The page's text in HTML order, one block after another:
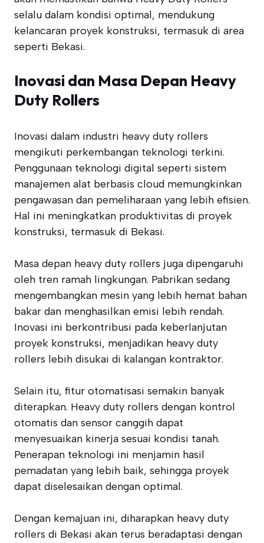
selalu dalam kondisi optimal, mendukung
kelancaran proyek konstruksi, termasuk di area
seperti Bekasi.
Inovasi dan Masa Depan Heavy
Duty Rollers
Inovasi dalam industri heavy duty rollers
mengikuti perkembangan teknologi terkini.
Penggunaan teknologi digital seperti sistem
manajemen alat berbasis cloud memungkinkan
pengawasan dan pemeliharaan yang lebih efisien.
Hal ini meningkatkan produktivitas di proyek
konstruksi, termasuk di Bekasi.
Masa depan heavy duty rollers juga dipengaruhi
oleh tren ramah lingkungan. Pabrikan sedang
mengembangkan mesin yang lebih hemat bahan
bakar dan menghasilkan emisi lebih rendah.
Inovasi ini berkontribusi pada keberlanjutan
proyek konstruksi, menjadikan heavy duty
rollers lebih disukai di kalangan kontraktor.
Selain itu, fitur otomatisasi semakin banyak
diterapkan. Heavy duty rollers dengan kontrol
otomatis dan sensor canggih dapat
menyesuaikan kinerja sesuai kondisi tanah.
Penerapan teknologi ini menjamin hasil
pemadatan yang lebih baik, sehingga proyek
dapat diselesaikan dengan optimal.
Dengan kemajuan ini, diharapkan heavy duty
rollers di Bekasi akan terus beradaptasi dengan